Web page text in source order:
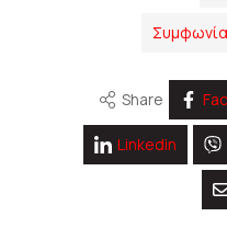
Share
Linkedin